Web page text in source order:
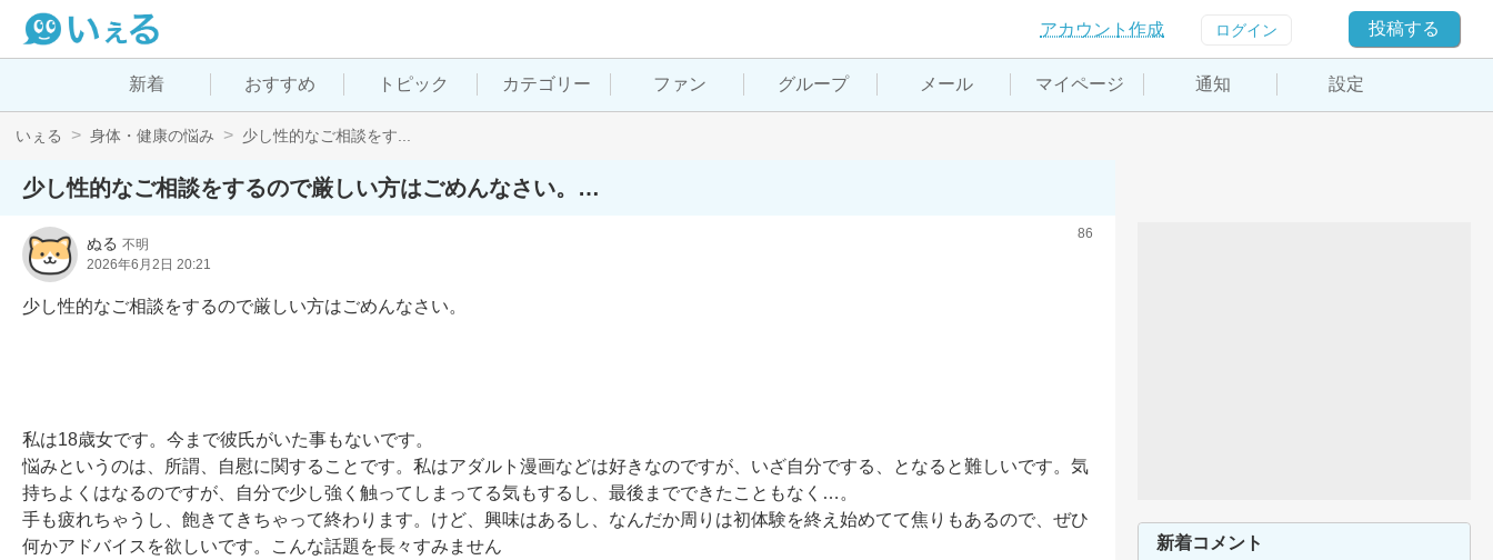
アカウント作成 ログイン 投稿する
新着 おすすめ トピック カテゴリー ファン グループ メール マイページ 通知 設定
いぇる 身体・健康の悩み 少し性的なご相談をす...
少し性的なご相談をするので厳しい方はごめんなさい。…
ぬる 不明
2026年6月2日 20:21
86
少し性的なご相談をするので厳しい方はごめんなさい。
私は18歳女です。今まで彼氏がいた事もないです。
悩みというのは、所謂、自慰に関することです。私はアダルト漫画などは好きなのですが、いざ自分でする、となると難しいです。気
持ちよくはなるのですが、自分で少し強く触ってしまってる気もするし、最後までできたこともなく…。
手も疲れちゃうし、飽きてきちゃって終わります。けど、興味はあるし、なんだか周りは初体験を終え始めてて焦りもあるので、ぜひ
何かアドバイスを欲しいです。こんな話題を長々すみません
新着コメント